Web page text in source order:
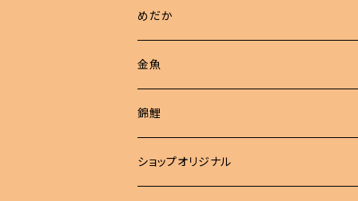
めだか
現物商品
成魚
若魚
非選別商品
成魚
金魚
ピンポンパール
現物出品
江戸錦
錦鯉
ショップオリジナル